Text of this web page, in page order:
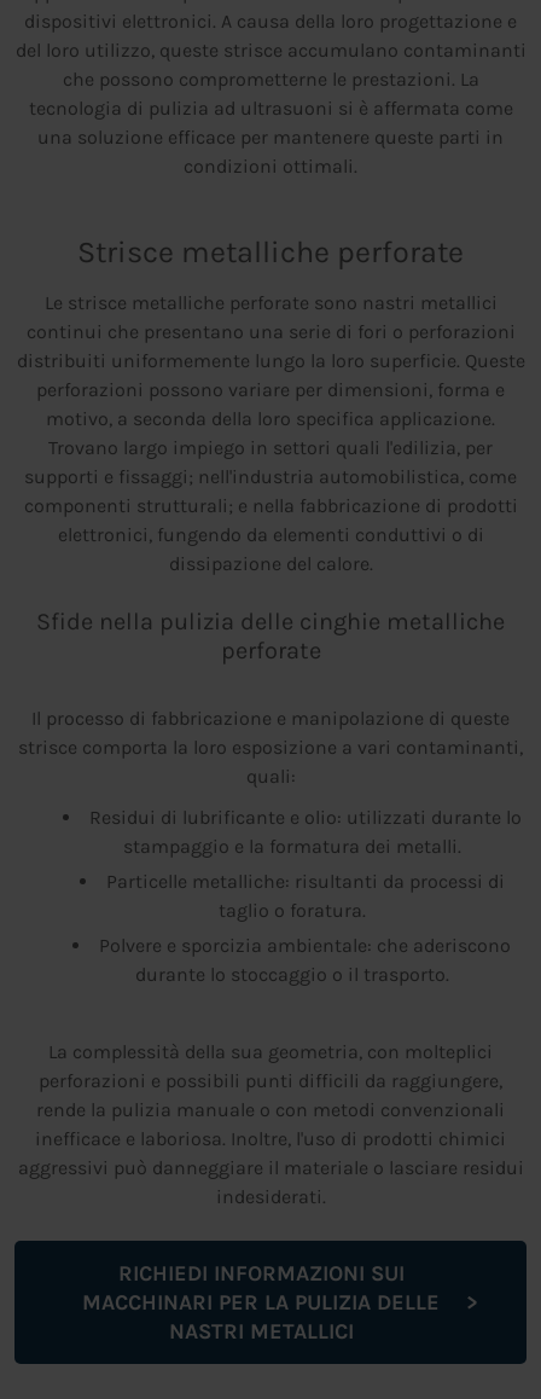
dispositivi elettronici. A causa della loro progettazione e
del loro utilizzo, queste strisce accumulano contaminanti
che possono comprometterne le prestazioni. La
tecnologia di pulizia ad ultrasuoni si è affermata come
una soluzione efficace per mantenere queste parti in
condizioni ottimali.
Strisce metalliche perforate
Le strisce metalliche perforate sono nastri metallici
continui che presentano una serie di fori o perforazioni
distribuiti uniformemente lungo la loro superficie. Queste
perforazioni possono variare per dimensioni, forma e
motivo, a seconda della loro specifica applicazione.
Trovano largo impiego in settori quali l'edilizia, per
supporti e fissaggi; nell'industria automobilistica, come
componenti strutturali; e nella fabbricazione di prodotti
elettronici, fungendo da elementi conduttivi o di
dissipazione del calore.
Sfide nella pulizia delle cinghie metalliche
perforate
Il processo di fabbricazione e manipolazione di queste
strisce comporta la loro esposizione a vari contaminanti,
quali:
Residui di lubrificante e olio: utilizzati durante lo
stampaggio e la formatura dei metalli.
Particelle metalliche: risultanti da processi di
taglio o foratura.
Polvere e sporcizia ambientale: che aderiscono
durante lo stoccaggio o il trasporto.
La complessità della sua geometria, con molteplici
perforazioni e possibili punti difficili da raggiungere,
rende la pulizia manuale o con metodi convenzionali
inefficace e laboriosa. Inoltre, l'uso di prodotti chimici
aggressivi può danneggiare il materiale o lasciare residui
indesiderati.
RICHIEDI INFORMAZIONI SUI
MACCHINARI PER LA PULIZIA DELLE
NASTRI METALLICI